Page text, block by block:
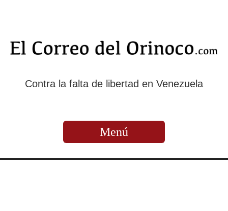
Contra la falta de libertad en Venezuela
Menú